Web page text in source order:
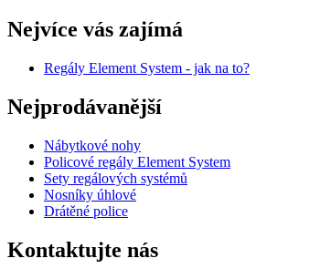
Nejvíce vás zajímá
Regály Element System - jak na to?
Nejprodávanější
Nábytkové nohy
Policové regály Element System
Sety regálových systémů
Nosníky úhlové
Drátěné police
Kontaktujte nás